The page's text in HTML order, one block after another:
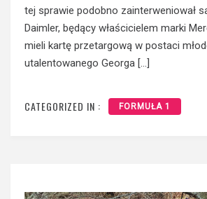
tej sprawie podobno zainterweniował
Daimler, będący właścicielem marki
mieli kartę przetargową w postaci
utalentowanego Georga […]
CATEGORIZED IN : FORMUŁA 1